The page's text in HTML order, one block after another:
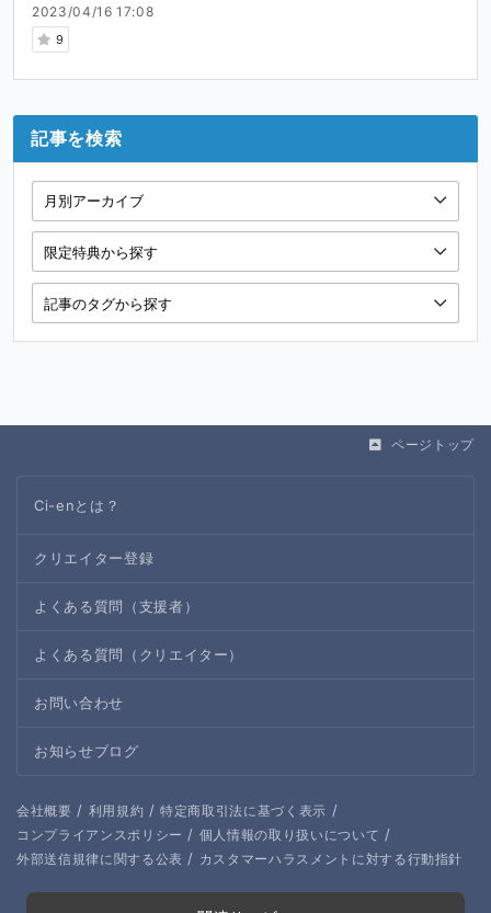
2023/04/16 17:08
9
記事を検索
ページトップ
Ci-enとは？
クリエイター登録
よくある質問（支援者）
よくある質問（クリエイター）
お問い合わせ
お知らせブログ
会社概要 / 利用規約 / 特定商取引法に基づく表示 /
コンプライアンスポリシー / 個人情報の取り扱いについて /
外部送信規律に関する公表 / カスタマーハラスメントに対する行動指針